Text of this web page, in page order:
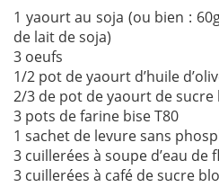
1 yaourt au soja (ou bien :
de lait de soja)
3 oeufs
1/2 pot de yaourt d’huile
2/3 de pot de yaourt de sucre
3 pots de farine bise T80
1 sachet de levure sans
3 cuillerées à soupe d’eau de
3 cuillerées à café de sucre